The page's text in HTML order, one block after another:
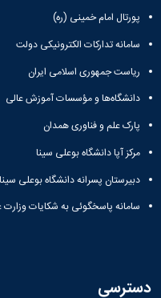
پورتال امام خمینی (ره)
سامانه تدارکات الکترونیکی دولت
ریاست جمهوری اسلامی ایران
دانشگاه‌ها و مؤسسات آموزش عالی
پارک علم و فناوری همدان
مرکز آپا دانشگاه بوعلی سینا
دبیرستان پسرانه دانشگاه بوعلی سینا
سامانه پاسخگوئی به شکایات
دسترسی